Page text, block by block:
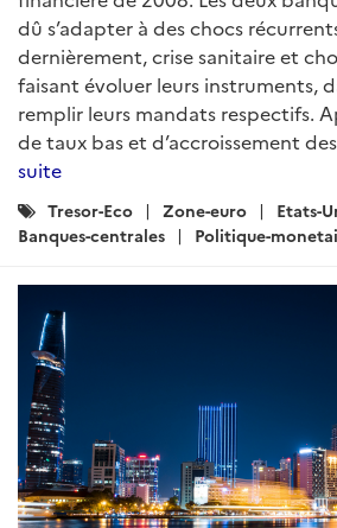
dû s’adapter à des chocs
dernièrement, crise sanitaire et
faisant évoluer leurs instruments,
remplir leurs mandats respectifs.
de taux bas et d’accroissement
suite
Catégories
:
Tresor-Eco Zone-euro Etats-
Banques-centrales
Politique-